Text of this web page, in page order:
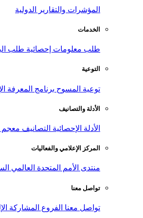
المؤشرات والتقارير الدولية
الخدمات
طلب معلومات إحصائية طلب
التوعية
توعية المسوح برنامج المعرفة
الأدلة والتصانيف
الأدلة الإحصائية التصانيف معجم
المركز الإعلامي والفعاليات
منتدى الأمم المتحدة العالمي
تواصل معنا
تواصل معنا الفروع المشاركة